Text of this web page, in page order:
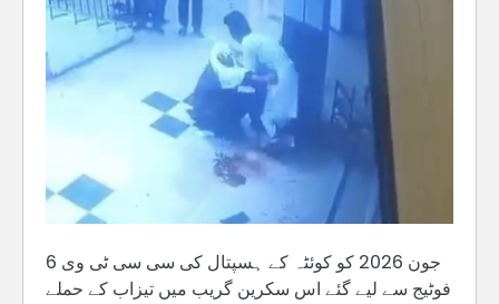
6 جون 2026 کو کوئٹہ کے ہسپتال کی سی سی ٹی وی
فوٹیج سے لیے گئے اس سکرین گریب میں تیزاب کے حملے